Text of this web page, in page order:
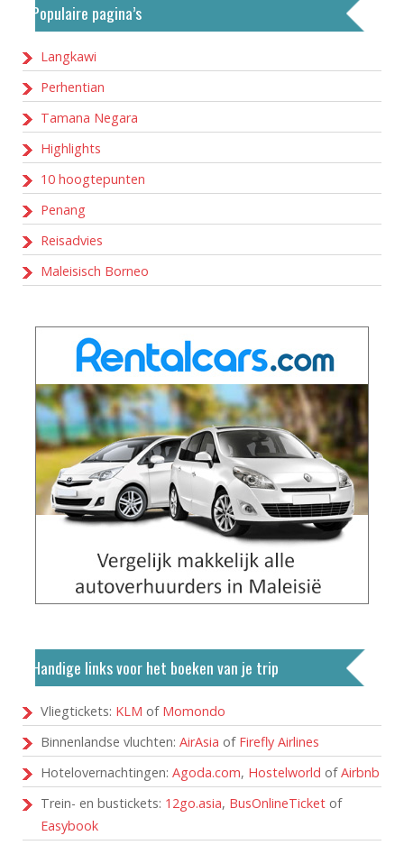
Populaire pagina’s
Langkawi
Perhentian
Tamana Negara
Highlights
10 hoogtepunten
Penang
Reisadvies
Maleisisch Borneo
Handige links voor het boeken van je trip
Vliegtickets: KLM of Momondo
Binnenlandse vluchten: AirAsia of Firefly Airlines
Hotelovernachtingen: Agoda.com, Hostelworld ofAirbnb
Trein- en bustickets: 12go.asia, BusOnlineTicket of
Easybook